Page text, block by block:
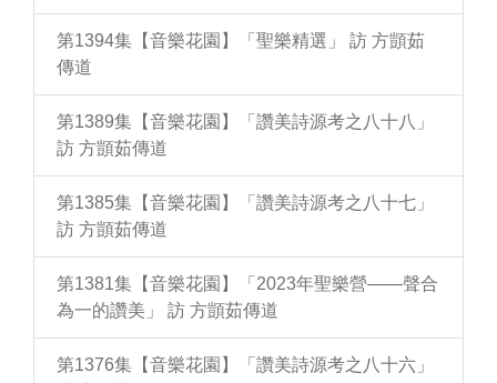
第1394集【音樂花園】「聖樂精選」 訪 方顗茹
傳道
第1389集【音樂花園】「讚美詩源考之八十八」
訪 方顗茹傳道
第1385集【音樂花園】「讚美詩源考之八十七」
訪 方顗茹傳道
第1381集【音樂花園】「2023年聖樂營——聲合
為一的讚美」 訪 方顗茹傳道
第1376集【音樂花園】「讚美詩源考之八十六」